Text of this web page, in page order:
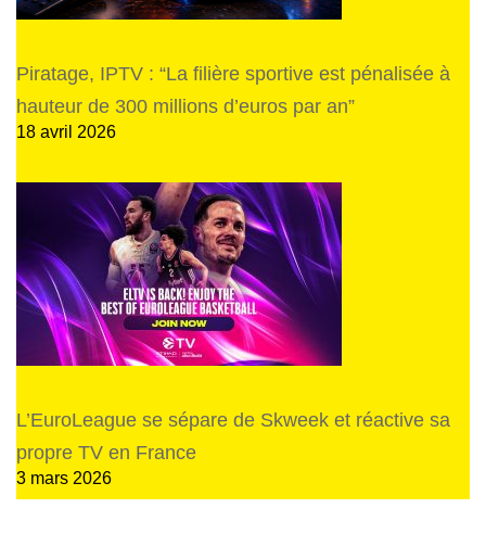
Piratage, IPTV : “La filière sportive est pénalisée à
hauteur de 300 millions d’euros par an”
18 avril 2026
L’EuroLeague se sépare de Skweek et réactive sa
propre TV en France
3 mars 2026